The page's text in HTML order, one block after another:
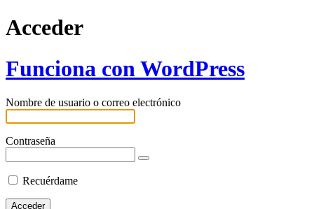
Acceder
Funciona con WordPress
Nombre de usuario o correo electrónico
Contraseña
Recuérdame